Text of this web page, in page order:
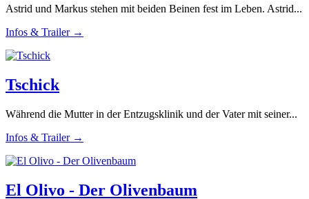
Astrid und Markus stehen mit beiden Beinen fest im Leben. Astrid...
Infos & Trailer →
Tschick
Während die Mutter in der Entzugsklinik und der Vater mit seiner...
Infos & Trailer →
El Olivo - Der Olivenbaum